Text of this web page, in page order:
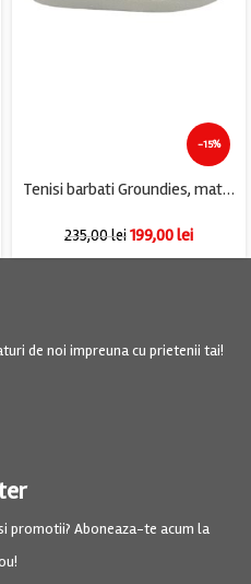
-15%
Tenisi barbati Groundies, material textil, verde
235,00lei199,00lei
de noi impreuna cu prietenii tai!
promotii? Aboneaza-te acum la